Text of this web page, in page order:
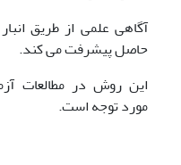
آگاهی علمی از طریق
حاصل پیشرفت می کند.
این روش در مطالعات
مورد توجه است.